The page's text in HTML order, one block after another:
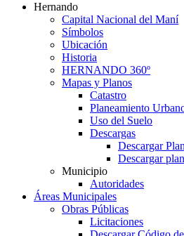
Hernando
Capital Nacional del Maní
Símbolos
Ubicación
Historia
HERNANDO 360º
Mapas y Planos
Catastro
Planeamiento
Uso del Suelo
Descargas
Descargar
Descargar
Municipio
Autoridades
Áreas Municipales
Obras Públicas
Licitaciones